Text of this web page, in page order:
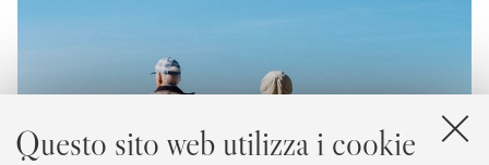
Questo sito web utilizza i cookie